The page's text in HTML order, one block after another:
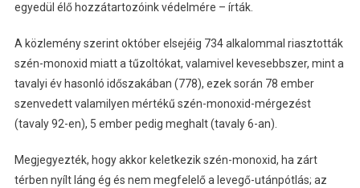
egyedül élő hozzátartozóink védelmére – írták.
A közlemény szerint október elsejéig 734 alkalommal riasztották
szén-monoxid miatt a tűzoltókat, valamivel kevesebbszer, mint a
tavalyi év hasonló időszakában (778), ezek során 78 ember
szenvedett valamilyen mértékű szén-monoxid-mérgezést
(tavaly 92-en), 5 ember pedig meghalt (tavaly 6-an).
Megjegyezték, hogy akkor keletkezik szén-monoxid, ha zárt
térben nyílt láng ég és nem megfelelő a levegő-utánpótlás; az